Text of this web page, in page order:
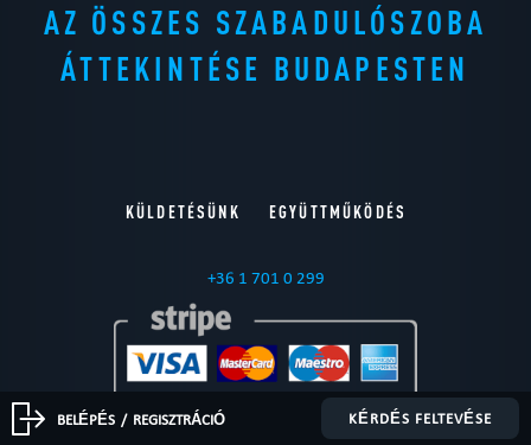
AZ ÖSSZES SZABADULÓSZOBA
ÁTTEKINTÉSE BUDAPESTEN
KÜLDETÉSÜNK EGYÜTTMŰKÖDÉS
+36 1 701 0 299
BELÉPÉS / REGISZTRÁCIÓ KÉRDÉS FELTEVÉSE